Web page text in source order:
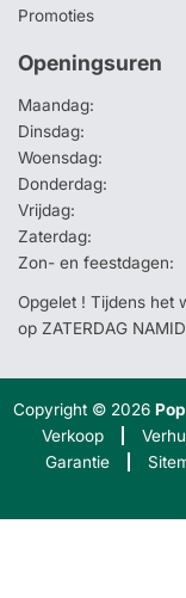
Promoties
Openingsuren
Maandag:
Dinsdag:
Woensdag:
Donderdag:
Vrijdag:
Zaterdag:
Zon- en feestdagen:
Opgelet ! Tijdens het
op ZATERDAG
Copyright © 2026
Verkoop
Garantie